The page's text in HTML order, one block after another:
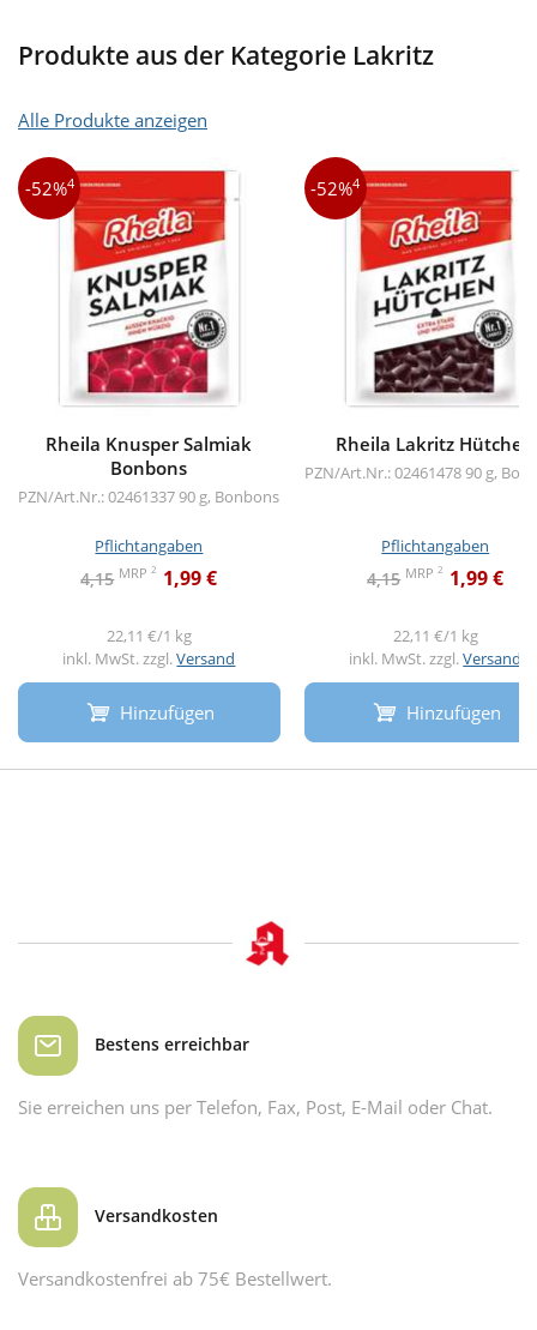
Produkte aus der Kategorie Lakritz
Alle Produkte anzeigen
-52%4
Rheila Knusper Salmiak
Bonbons
PZN/Art.Nr.: 0246133790 g, Bonbons
Pflichtangaben
4,15 MRP2 1,99 €
22,11 €/1 kg
inkl. MwSt. zzgl.Versand
Hinzufügen
-52%4
Rheila Lakritz Hütchen
PZN/Art.Nr.: 0246147890 g,
Pflichtangaben
4,15 MRP2 1,99 €
22,11 €/1 kg
inkl. MwSt. zzgl.Versand
Hinzufügen
Bestens erreichbar
Sie erreichen uns per Telefon, Fax, Post, E-Mail oder Chat.
Versandkosten
Versandkostenfrei ab 75€ Bestellwert.